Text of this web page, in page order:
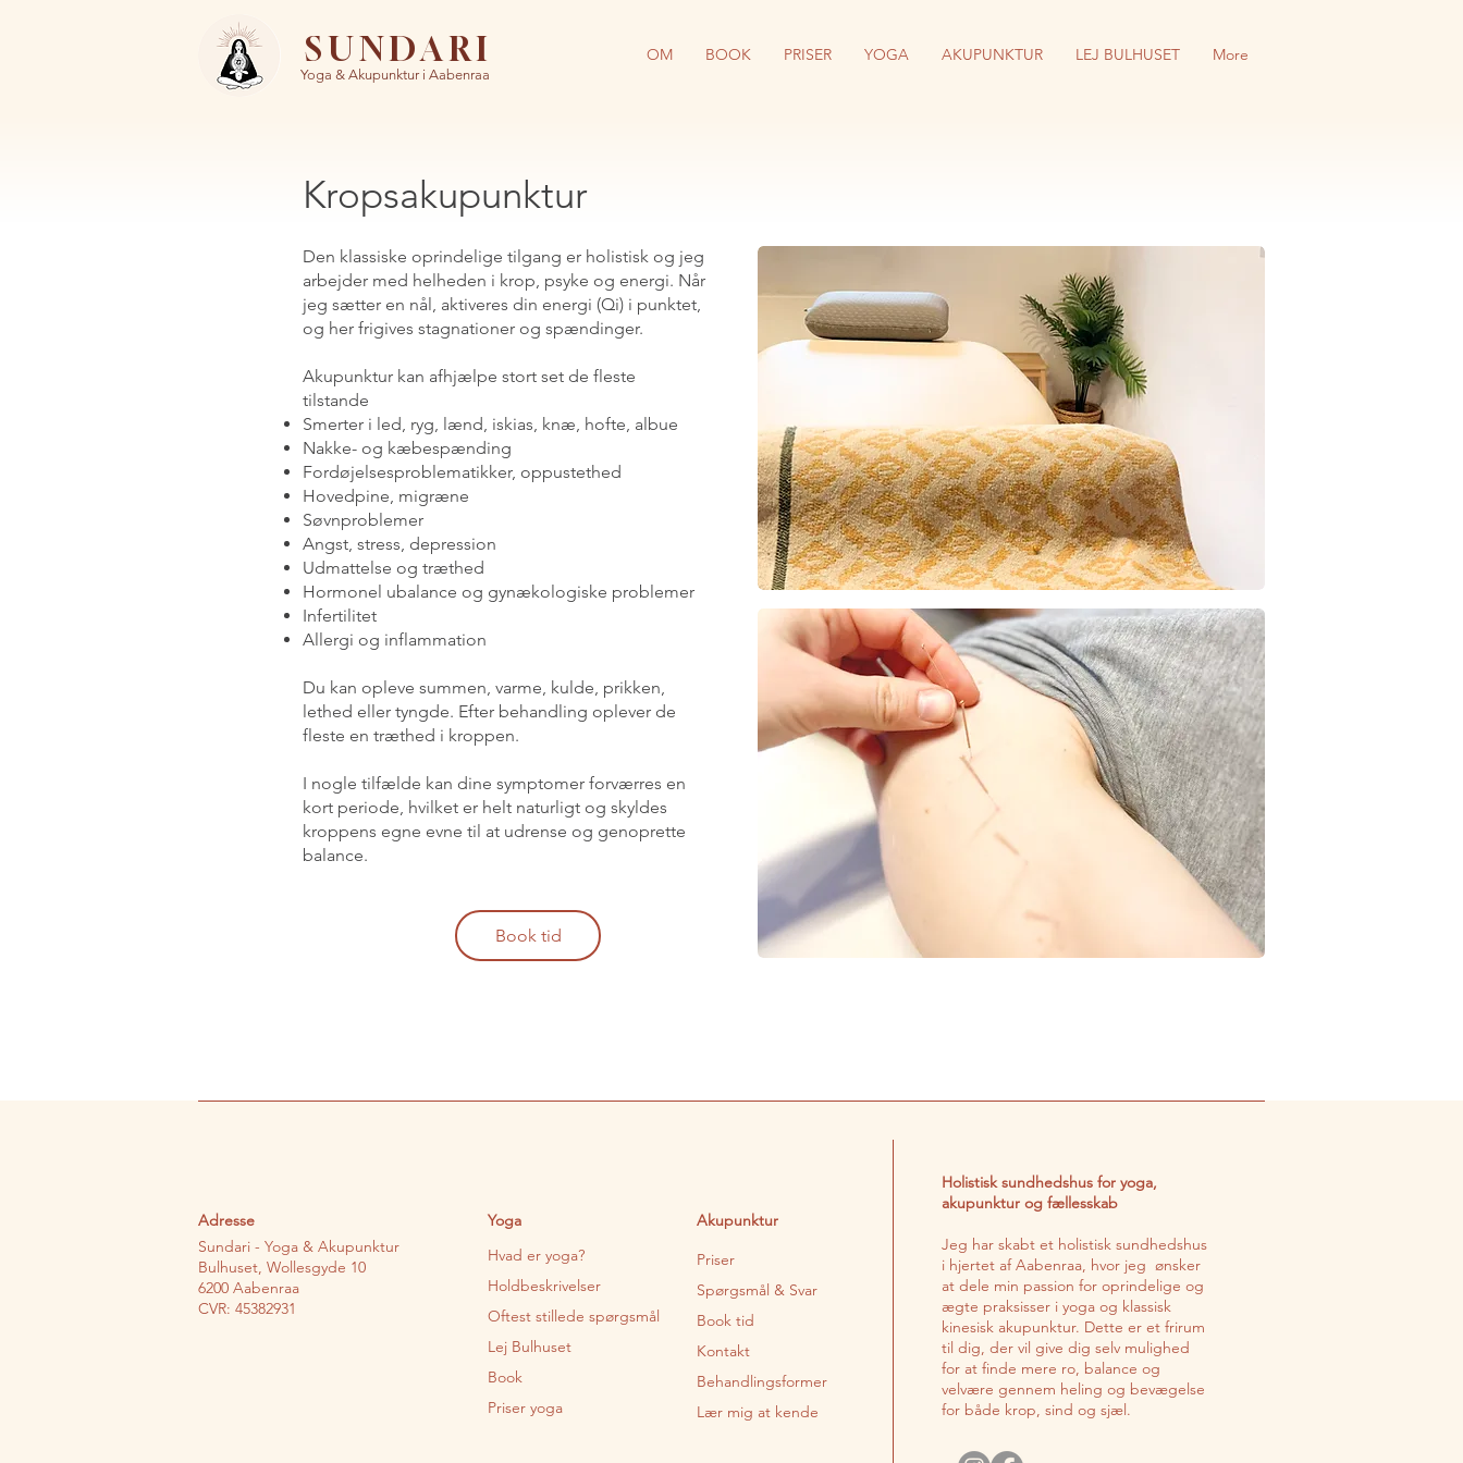
SUNDARI
Yoga & Akupunktur i Aabenraa
OM BOOK PRISER YOGA AKUPUNKTUR LEJ BULHUSET More
Kropsakupunktur
Den klassiske oprindelige tilgang er holistisk og jeg
arbejder med helheden i krop, psyke og energi. Når
jeg sætter en nål, aktiveres din energi (Qi) i punktet,
og her frigives stagnationer og spændinger.
Akupunktur kan afhjælpe stort set de fleste
tilstande
Smerter i led, ryg, lænd, iskias, knæ, hofte, albue
Nakke- og kæbespænding
Fordøjelsesproblematikker, oppustethed
Hovedpine, migræne
Søvnproblemer
Angst, stress, depression
Udmattelse og træthed
Hormonel ubalance og gynækologiske problemer
Infertilitet
Allergi og inflammation
Du kan opleve summen, varme, kulde, prikken,
lethed eller tyngde. Efter behandling oplever de
fleste en træthed i kroppen.
I nogle tilfælde kan dine symptomer forværres en
kort periode, hvilket er helt naturligt og skyldes
kroppens egne evne til at udrense og genoprette
balance.
Book tid
Adresse
Sundari - Yoga & Akupunktur
Bulhuset, Wollesgyde 10
6200 Aabenraa
CVR: 45382931
Yoga
Hvad er yoga?
Holdbeskrivelser
Oftest stillede spørgsmål
Lej Bulhuset
Book
Priser yoga
Akupunktur
Priser
Spørgsmål & Svar
Book tid
Kontakt
Behandlingsformer
Lær mig at kende
Holistisk sundhedshus for yoga,
akupunktur og fællesskab
Jeg har skabt et holistisk sundhedshus
i hjertet af Aabenraa, hvor jeg ønsker
at dele min passion for oprindelige og
ægte praksisser i yoga og klassisk
kinesisk akupunktur. Dette er et frirum
til dig, der vil give dig selv mulighed
for at finde mere ro, balance og
velvære gennem heling og bevægelse
for både krop, sind og sjæl.